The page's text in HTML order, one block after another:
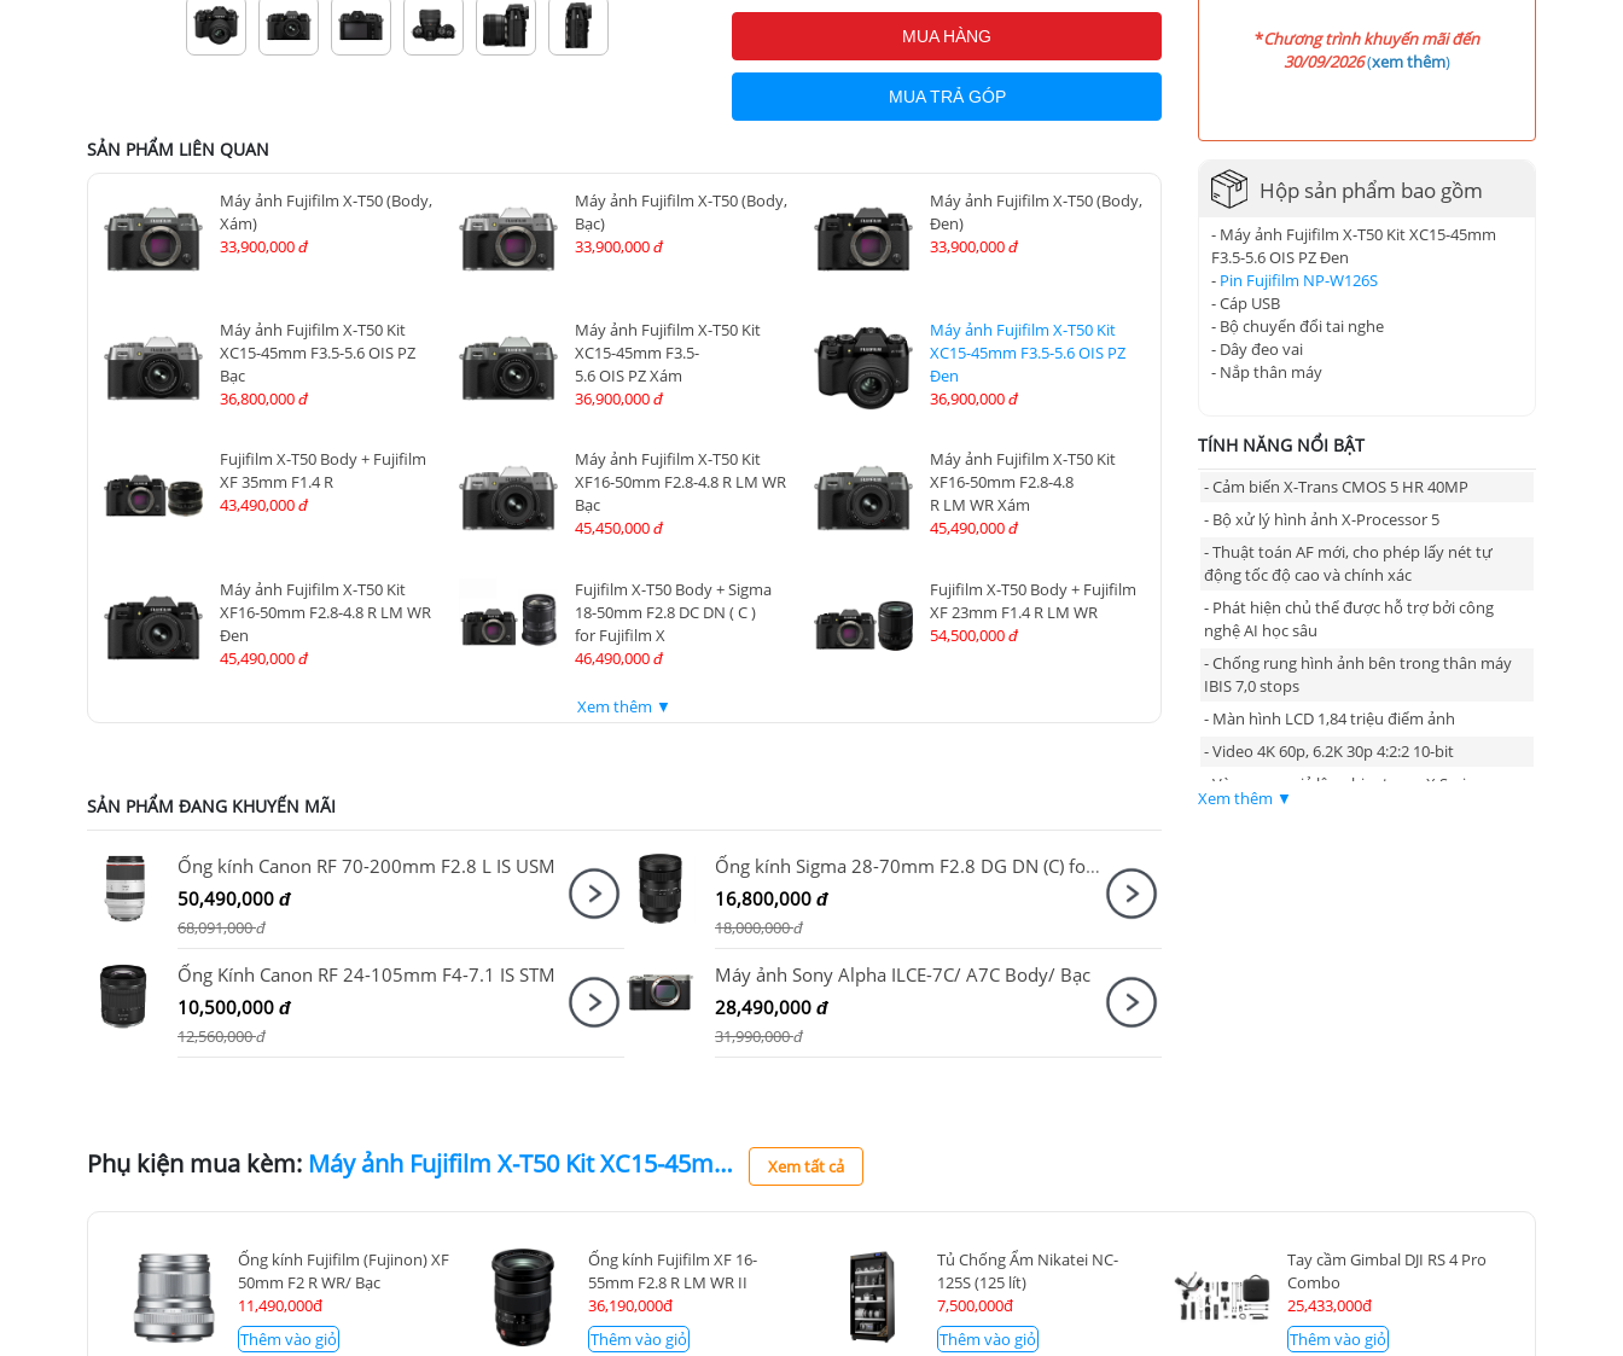
MUA HÀNG
MUA TRẢ GÓP
SẢN PHẨM LIÊN QUAN
Máy ảnh Fujifilm X-T50 (Body,
Xám)
33,900,000 đ
Máy ảnh Fujifilm X-T50 (Body,
Bạc)
33,900,000 đ
Máy ảnh Fujifilm X-T50 (Body,
Đen)
33,900,000 đ
Máy ảnh Fujifilm X-T50 Kit
XC15-45mm F3.5-5.6 OIS PZ
Bạc
36,800,000 đ
Máy ảnh Fujifilm X-T50 Kit
XC15-45mm F3.5-
5.6 OIS PZ Xám
36,900,000 đ
Máy ảnh Fujifilm X-T50 Kit
XC15-45mm F3.5-5.6 OIS PZ
Đen
36,900,000 đ
Fujifilm X-T50 Body + Fujifilm
XF 35mm F1.4 R
43,490,000 đ
Máy ảnh Fujifilm X-T50 Kit
XF16-50mm F2.8-4.8 R LM WR
Bạc
45,450,000 đ
Máy ảnh Fujifilm X-T50 Kit
XF16-50mm F2.8-4.8
R LM WR Xám
45,490,000 đ
Máy ảnh Fujifilm X-T50 Kit
XF16-50mm F2.8-4.8 R LM WR
Đen
45,490,000 đ
Fujifilm X-T50 Body + Sigma
18-50mm F2.8 DC DN ( C )
for Fujifilm X
46,490,000 đ
Fujifilm X-T50 Body + Fujifilm
XF 23mm F1.4 R LM WR
54,500,000 đ
Xem thêm ▼
SẢN PHẨM ĐANG KHUYẾN MÃI
Ống kính Canon RF 70-200mm F2.8 L IS USM
50,490,000 đ
68,091,000đ
Ống kính Sigma 28-70mm F2.8 DG DN (C) for Sony E Nhập khẩu
16,800,000 đ
18,000,000đ
Ống Kính Canon RF 24-105mm F4-7.1 IS STM
10,500,000 đ
12,560,000đ
Máy ảnh Sony Alpha ILCE-7C/ A7C Body/ Bạc
28,490,000 đ
31,990,000đ
*Chương trình khuyến mãi đến
30/09/2026(xem thêm)
Hộp sản phẩm bao gồm
- Máy ảnh Fujifilm X-T50 Kit XC15-45mm
F3.5-5.6 OIS PZ Đen
- Pin Fujifilm NP-W126S
- Cáp USB
- Bộ chuyển đổi tai nghe
- Dây đeo vai
- Nắp thân máy
TÍNH NĂNG NỔI BẬT
- Cảm biến X-Trans CMOS 5 HR 40MP
- Bộ xử lý hình ảnh X-Processor 5
- Thuật toán AF mới, cho phép lấy nét tự
động tốc độ cao và chính xác
- Phát hiện chủ thể được hỗ trợ bởi công
nghệ AI học sâu
- Chống rung hình ảnh bên trong thân máy
IBIS 7,0 stops
- Màn hình LCD 1,84 triệu điểm ảnh
- Video 4K 60p, 6.2K 30p 4:2:2 10-bit
- Vòng xoay giả lập phim trong X Series
Xem thêm ▼
Phụ kiện mua kèm: Máy ảnh Fujifilm X-T50 Kit XC15-45mm F3.5-5.6 OIS PZ Đen Xem tất cả
Ống kính Fujifilm (Fujinon) XF
50mm F2 R WR/ Bạc
11,490,000đ
Thêm vào giỏ
Ống kính Fujifilm XF 16-
55mm F2.8 R LM WR II
36,190,000đ
Thêm vào giỏ
Tủ Chống Ẩm Nikatei NC-
125S (125 lít)
7,500,000đ
Thêm vào giỏ
Tay cầm Gimbal DJI RS 4 Pro
Combo
25,433,000đ
Thêm vào giỏ